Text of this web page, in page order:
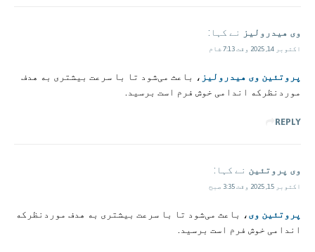
وی هیدرولیز نے کہا:
اکتوبر 14, 2025 وقت 7:13 شام
پروتئین وی هیدرولیز ، باعث می‌شود تا با سرعت بیشتری به هدف
مورد‌نظرکه اندامی خوش فرم است برسید.
REPLY
وی پروتئین نے کہا:
اکتوبر 15, 2025 وقت 3:35 صبح
پروتئین وی، باعث می‌شود تا با سرعت بیشتری به هدف مورد‌نظرکه
اندامی خوش فرم است برسید.